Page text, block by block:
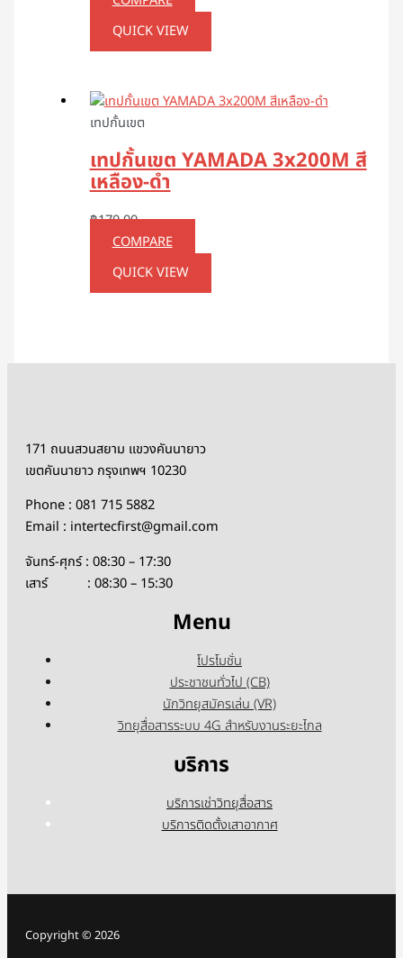
QUICK VIEW
เทปกั้นเขต
เทปกั้นเขต YAMADA 3x200M สี
เหลือง-ดำ
฿170.00
COMPARE
QUICK VIEW
171 ถนนสวนสยาม แขวงคันนายาว
เขตคันนายาว กรุงเทพฯ 10230
Phone : 081 715 5882
Email : intertecfirst@gmail.com
จันทร์-ศุกร์ : 08:30 – 17:30
เสาร์ : 08:30 – 15:30
Menu
โปรโมชั่น
ประชาชนทั่วไป (CB)
นักวิทยุสมัครเล่น (VR)
วิทยุสื่อสารระบบ 4G สำหรับงานระยะไกล
บริการ
บริการเช่าวิทยุสื่อสาร
บริการติดตั้งเสาอากาศ
Copyright © 2026